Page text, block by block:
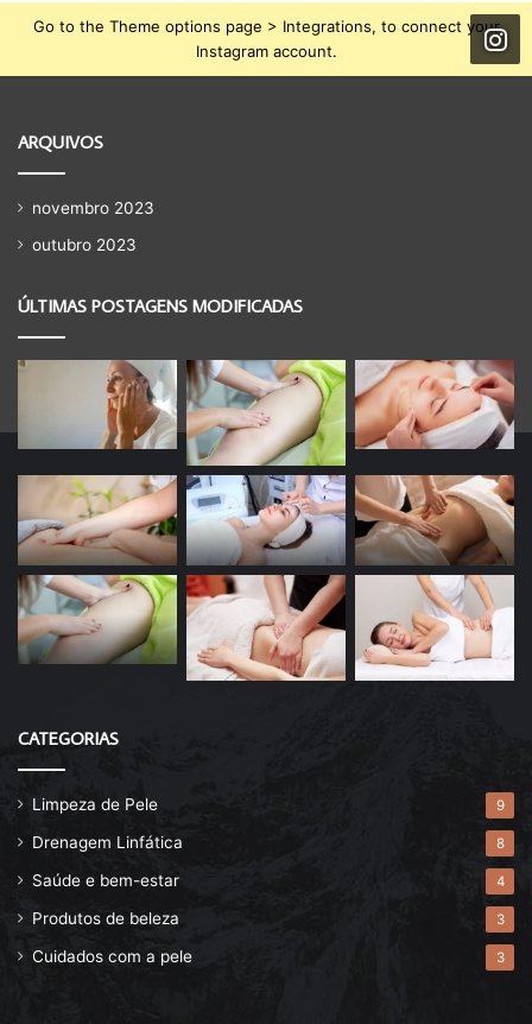
Go to the Theme options page > Integrations, to connect your
Instagram account.
ARQUIVOS
novembro 2023
outubro 2023
ÚLTIMAS POSTAGENS MODIFICADAS
CATEGORIAS
Limpeza de Pele 9
Drenagem Linfática 8
Saúde e bem-estar 4
Produtos de beleza 3
Cuidados com a pele 3